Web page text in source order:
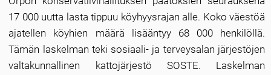
17 000 uutta lasta tippuu köyhyysrajan alle. Koko väestöä
ajatellen köyhien määrä lisääntyy 68 000 henkilöllä.
Tämän laskelman teki sosiaali- ja terveysalan järjestöjen
valtakunnallinen kattojärjestö SOSTE. Laskelman